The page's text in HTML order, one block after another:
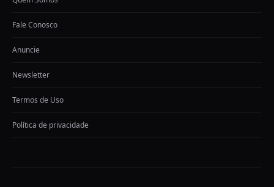
Fale Conosco
Anuncie
Newsletter
Termos de Uso
Política de privacidade